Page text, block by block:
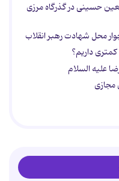
حسینی در گذرگاه مرزی
محل شهادت رهبر انقلاب
داریم؟
علیه السلام
مجازی